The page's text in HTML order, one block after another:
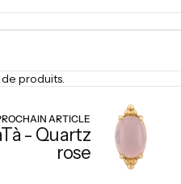
produits.
ARTICLE
- Quartz
rose